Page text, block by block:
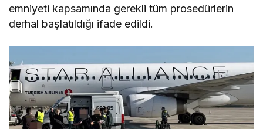
emniyeti kapsamında gerekli tüm prosedürlerin
derhal başlatıldığı ifade edildi.